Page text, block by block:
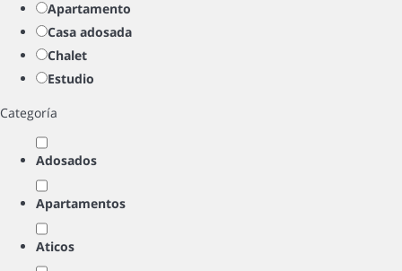
Apartamento
Casa adosada
Chalet
Estudio
Categoría
Adosados
Apartamentos
Aticos